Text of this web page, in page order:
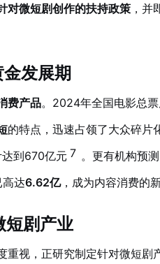
对微短剧创作的扶持政策 ，并
发展期
费产品。2024年全国电影总
的特点，迅速占领了大众碎片
到670亿元 7 。更有机构预
达6.62亿，成为内容消费的
短剧产业
视，正研究制定针对微短剧